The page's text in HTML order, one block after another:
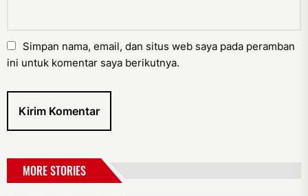
Simpan nama, email, dan situs web saya pada peramban
ini untuk komentar saya berikutnya.
MORE STORIES